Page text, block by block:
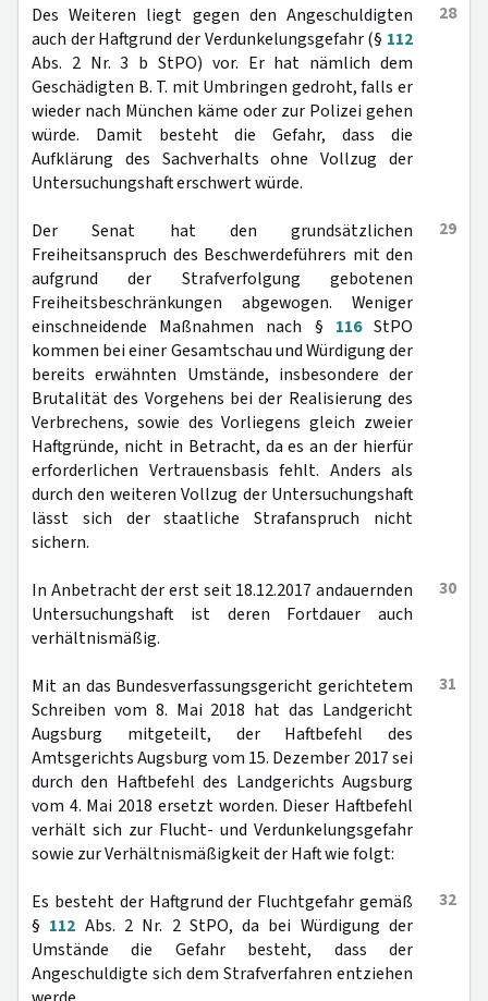
28
Des Weiteren liegt gegen den Angeschuldigten
auch der Haftgrund der Verdunkelungsgefahr (§ 112
Abs. 2 Nr. 3 b StPO) vor. Er hat nämlich dem
Geschädigten B. T. mit Umbringen gedroht, falls er
wieder nach München käme oder zur Polizei gehen
würde. Damit besteht die Gefahr, dass die
Aufklärung des Sachverhalts ohne Vollzug der
Untersuchungshaft erschwert würde.
29
Der Senat hat den grundsätzlichen
Freiheitsanspruch des Beschwerdeführers mit den
aufgrund der Strafverfolgung gebotenen
Freiheitsbeschränkungen abgewogen. Weniger
einschneidende Maßnahmen nach § 116StPO
kommen bei einer Gesamtschau und Würdigung der
bereits erwähnten Umstände, insbesondere der
Brutalität des Vorgehens bei der Realisierung des
Verbrechens, sowie des Vorliegens gleich zweier
Haftgründe, nicht in Betracht, da es an der hierfür
erforderlichen Vertrauensbasis fehlt. Anders als
durch den weiteren Vollzug der Untersuchungshaft
lässt sich der staatliche Strafanspruch nicht
sichern.
30
In Anbetracht der erst seit 18.12.2017 andauernden
Untersuchungshaft ist deren Fortdauer auch
verhältnismäßig.
31
Mit an das Bundesverfassungsgericht gerichtetem
Schreiben vom 8. Mai 2018 hat das Landgericht
Augsburg mitgeteilt, der Haftbefehl des
Amtsgerichts Augsburg vom 15. Dezember 2017 sei
durch den Haftbefehl des Landgerichts Augsburg
vom 4. Mai 2018 ersetzt worden. Dieser Haftbefehl
verhält sich zur Flucht- und Verdunkelungsgefahr
sowie zur Verhältnismäßigkeit der Haft wie folgt:
32
Es besteht der Haftgrund der Fluchtgefahr gemäß
§ 112 Abs. 2 Nr. 2 StPO, da bei Würdigung der
Umstände die Gefahr besteht, dass der
Angeschuldigte sich dem Strafverfahren entziehen